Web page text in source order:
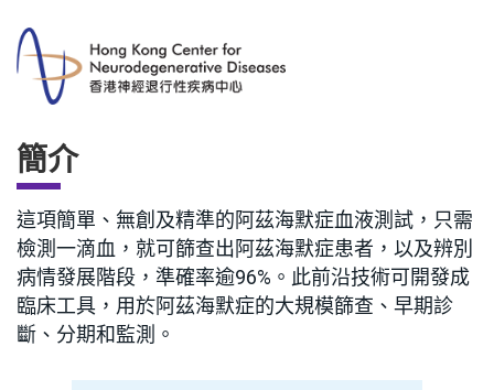
簡介
這項簡單、無創及精準的阿茲海默症血液測試，只需
檢測一滴血，就可篩查出阿茲海默症患者，以及辨別
病情發展階段，準確率逾96%。此前沿技術可開發成
臨床工具，用於阿茲海默症的大規模篩查、早期診
斷、分期和監測。